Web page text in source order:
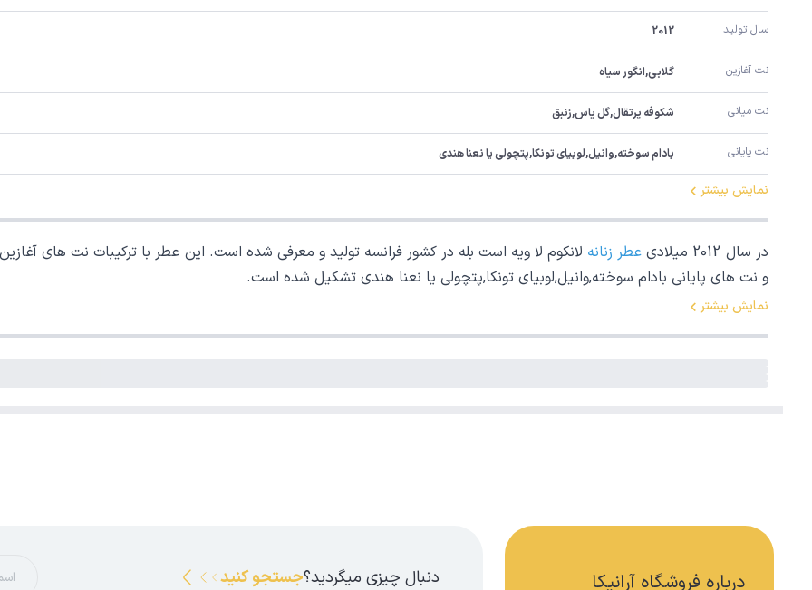
سال تولید 2012
نت آغازین گلابی,انگور سیاه
نت میانی شکوفه پرتقال,گل یاس,زنبق
نت پایانی بادام سوخته,وانیل,لوبیای تونکا,پتچولی یا نعنا هندی
نمایش بیشتر
در سال 2012 میلادی عطر زنانه لانکوم لا ویه است بله در کشور فرانسه تولید و معرفی شده است. این عطر با ترکیبات نت های
و نت های پایانی بادام سوخته,وانیل,لوبیای تونکا,پتچولی یا نعنا هندی تشکیل شده است.
نمایش بیشتر
درباره فروشگاه آرانیکا دنبال چیزی میگردید؟جستجو کنید